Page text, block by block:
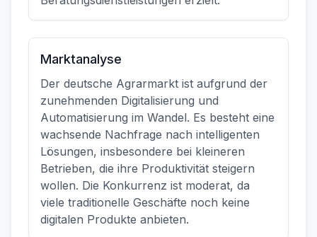
Marktanalyse
Der deutsche Agrarmarkt ist aufgrund der
zunehmenden Digitalisierung und
Automatisierung im Wandel. Es besteht eine
wachsende Nachfrage nach intelligenten
Lösungen, insbesondere bei kleineren
Betrieben, die ihre Produktivität steigern
wollen. Die Konkurrenz ist moderat, da
viele traditionelle Geschäfte noch keine
digitalen Produkte anbieten.